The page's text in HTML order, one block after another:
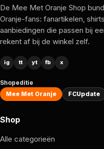
De Mee Met Oranje Shop
Oranje-fans: fanartikelen,
aanbiedingen die passen bij
rekent af bij de winkel zelf.
ig tt yt fb x
Shopeditie
Mee Met Oranje
FCUpdate
Shop
Alle categorieën